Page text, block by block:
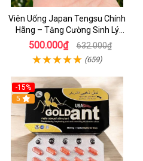
Viên Uống Japan Tengsu Chính
Hãng – Tăng Cường Sinh Lý
Nam, Cương Dương Mạnh Mẽ
Hộp 16 Viên
500.000₫ 632.000₫
(659)
-15%
5